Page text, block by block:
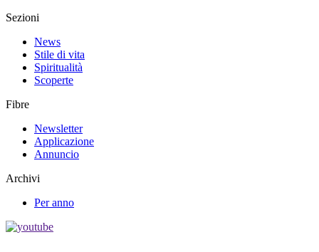
Sezioni
News
Stile di vita
Spiritualità
Scoperte
Fibre
Newsletter
Applicazione
Annuncio
Archivi
Per anno